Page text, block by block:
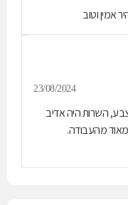
אמין וטוב
23/08/2024
השרות היה אדיב
מאוד מהעבודה.